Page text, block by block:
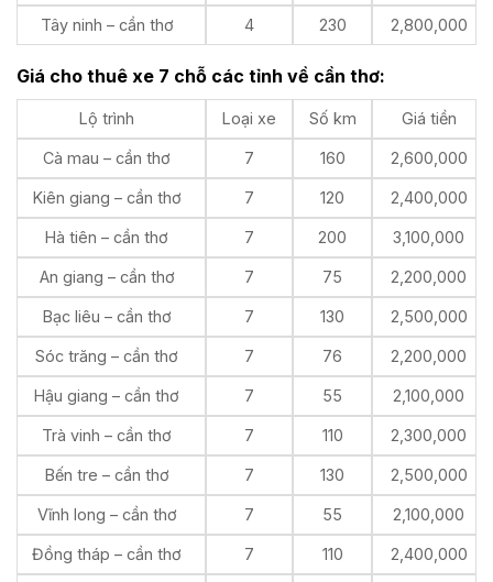
Tây ninh – cần thơ 4 230 2,800,000
Giá cho thuê xe 7 chỗ các tỉnh về cần thơ:
Lộ trình Loại xe Số km Giá tiền
Cà mau – cần thơ 7 160 2,600,000
Kiên giang – cần thơ 7 120 2,400,000
Hà tiên – cần thơ 7 200 3,100,000
An giang – cần thơ 7 75 2,200,000
Bạc liêu – cần thơ 7 130 2,500,000
Sóc trăng – cần thơ 7 76 2,200,000
Hậu giang – cần thơ 7 55 2,100,000
Trà vinh – cần thơ 7 110 2,300,000
Bến tre – cần thơ 7 130 2,500,000
Vĩnh long – cần thơ 7 55 2,100,000
Đồng tháp – cần thơ 7 110 2,400,000